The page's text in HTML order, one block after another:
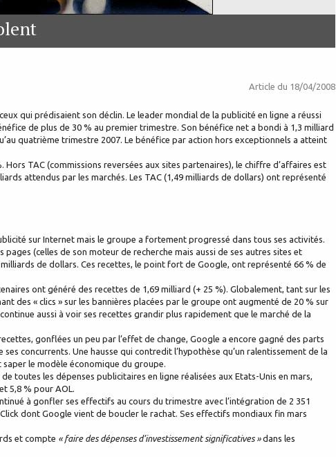
Article du 18/04/2008
qui prédisaient son déclin. Le leader mondial de la publicité en ligne a réussi
de plus de 30 % au premier trimestre. Son bénéfice net a bondi à 1,3 milliard
quatrième trimestre 2007. Le bénéfice par action hors exceptionnels a atteint
Hors TAC (commissions reversées aux sites partenaires), le chiffre d’affaires est
attendus par les marchés. Les TAC (1,49 milliards de dollars) ont représenté
sur Internet mais le groupe a fortement progressé dans tous ses activités.
(celles de son moteur de recherche mais aussi de ses autres sites et
de dollars. Ces recettes, le point fort de Google, ont représenté 66 % de
ont généré des recettes de 1,69 milliard (+ 25 %). Globalement, tant sur les
des « clics » sur les bannières placées par le groupe ont augmenté de 20 % sur
aussi à voir ses recettes grandir plus rapidement que le marché de la
gonflées un peu par l’effet de change, Google a encore gagné des parts
concurrents. Une hausse qui contredit l’hypothèse qu’un ralentissement de la
le modèle économique du groupe.
toutes les dépenses publicitaires en ligne réalisées aux Etats-Unis en mars,
5,8 % pour AOL.
à gonfler ses effectifs au cours du trimestre avec l’intégration de 2 351
dont Google vient de boucler le rachat. Ses effectifs mondiaux fin mars
et compte « faire des dépenses d’investissement significatives »dans les